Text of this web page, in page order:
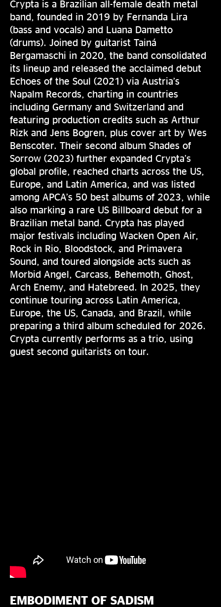
Crypta is a Brazilian all-female death metal
band, founded in 2019 by Fernanda Lira
(bass and vocals) and Luana Dametto
(drums). Joined by guitarist Tainá
Bergamaschi in 2020, the band consolidated
its lineup and released the acclaimed debut
Echoes of the Soul (2021) via Austria’s
Napalm Records, charting in countries
including Germany and Switzerland and
featuring production credits such as Arthur
Rizk and Jens Bogren, plus cover art by Wes
Benscoter. Their second album Shades of
Sorrow (2023) further expanded Crypta’s
global profile, reached charts across the US,
Europe, and Latin America, and was listed
among APCA’s 50 best albums of 2023, while
also marking a rare US Billboard debut for a
Brazilian metal band. Crypta has played
major festivals including Wacken Open Air,
Rock in Rio, Bloodstock, and Primavera
Sound, and toured alongside acts such as
Morbid Angel, Carcass, Behemoth, Ghost,
Arch Enemy, and Hatebreed. In 2025, they
continue touring across Latin America,
Europe, the US, Canada, and Brazil, while
preparing a third album scheduled for 2026.
Crypta currently performs as a trio, using
guest second guitarists on tour.
EMBODIMENT OF SADISM